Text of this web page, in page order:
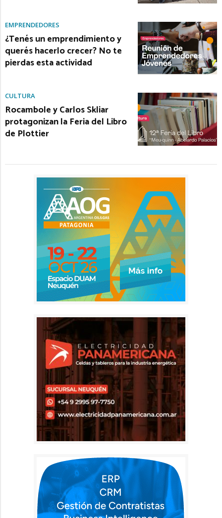
EMPRENDEDORES
¿Tenés un emprendimiento y
querés hacerlo crecer? No te
pierdas esta actividad
CULTURA
Rocambole y Carlos Skliar
protagonizan la Feria del Libro
de Plottier